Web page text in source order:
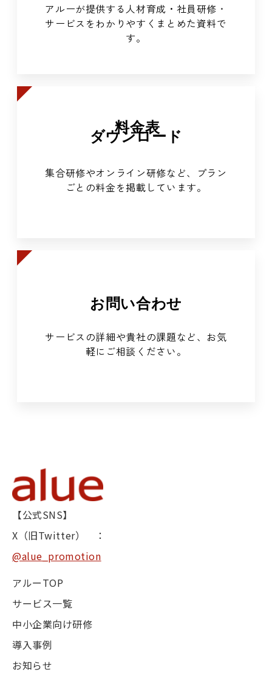
アルーが提供する人材育成・社員研修 ・
サービスをわかりやすくまとめた資料で
す。
料金表
ダウンロード
集合研修やオンライン研修など、プラン
ごとの料金を掲載しています。
お問い合わせ
サービスの詳細や貴社の課題など、お気
軽にご相談ください。
【公式SNS】
X（旧Twitter） ：
@alue_promotion
アルーTOP
サービス一覧
中小企業向け研修
導入事例
お知らせ